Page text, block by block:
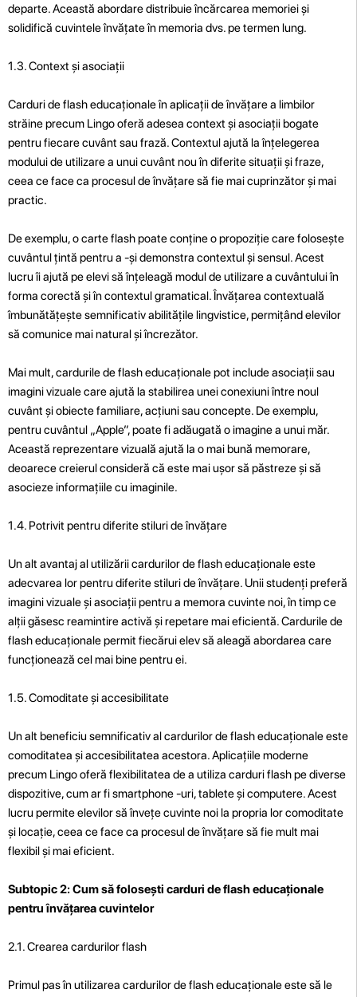
departe. Această abordare distribuie încărcarea memoriei și
solidifică cuvintele învățate în memoria dvs. pe termen lung.
1.3. Context și asociații
Carduri de flash educaționale în aplicații de învățare a limbilor
străine precum Lingo oferă adesea context și asociații bogate
pentru fiecare cuvânt sau frază. Contextul ajută la înțelegerea
modului de utilizare a unui cuvânt nou în diferite situații și fraze,
ceea ce face ca procesul de învățare să fie mai cuprinzător și mai
practic.
De exemplu, o carte flash poate conține o propoziție care folosește
cuvântul țintă pentru a -și demonstra contextul și sensul. Acest
lucru îi ajută pe elevi să înțeleagă modul de utilizare a cuvântului în
forma corectă și în contextul gramatical. Învățarea contextuală
îmbunătățește semnificativ abilitățile lingvistice, permițând elevilor
să comunice mai natural și încrezător.
Mai mult, cardurile de flash educaționale pot include asociații sau
imagini vizuale care ajută la stabilirea unei conexiuni între noul
cuvânt și obiecte familiare, acțiuni sau concepte. De exemplu,
pentru cuvântul „Apple”, poate fi adăugată o imagine a unui măr.
Această reprezentare vizuală ajută la o mai bună memorare,
deoarece creierul consideră că este mai ușor să păstreze și să
asocieze informațiile cu imaginile.
1.4. Potrivit pentru diferite stiluri de învățare
Un alt avantaj al utilizării cardurilor de flash educaționale este
adecvarea lor pentru diferite stiluri de învățare. Unii studenți preferă
imagini vizuale și asociații pentru a memora cuvinte noi, în timp ce
alții găsesc reamintire activă și repetare mai eficientă. Cardurile de
flash educaționale permit fiecărui elev să aleagă abordarea care
funcționează cel mai bine pentru ei.
1.5. Comoditate și accesibilitate
Un alt beneficiu semnificativ al cardurilor de flash educaționale este
comoditatea și accesibilitatea acestora. Aplicațiile moderne
precum Lingo oferă flexibilitatea de a utiliza carduri flash pe diverse
dispozitive, cum ar fi smartphone -uri, tablete și computere. Acest
lucru permite elevilor să învețe cuvinte noi la propria lor comoditate
și locație, ceea ce face ca procesul de învățare să fie mult mai
flexibil și mai eficient.
Subtopic 2: Cum să folosești carduri de flash educaționale
pentru învățarea cuvintelor
2.1. Crearea cardurilor flash
Primul pas în utilizarea cardurilor de flash educaționale este să le